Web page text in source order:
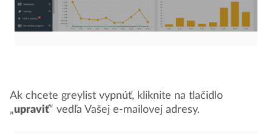
Ak chcete greylist vypnúť, kliknite na tlačidlo
„upraviť“ vedľa Vašej e-mailovej adresy.